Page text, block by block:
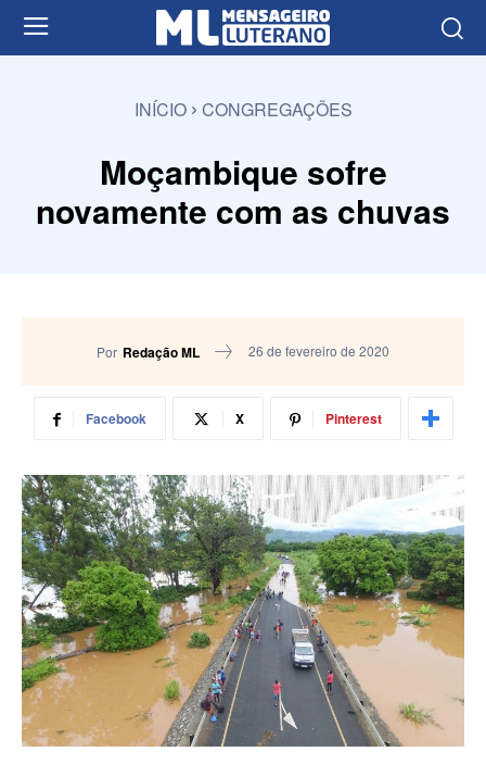
INÍCIO CONGREGAÇÕES
Moçambique sofre
novamente com as chuvas
Por Redação ML 26 de fevereiro de 2020
Facebook X Pinterest